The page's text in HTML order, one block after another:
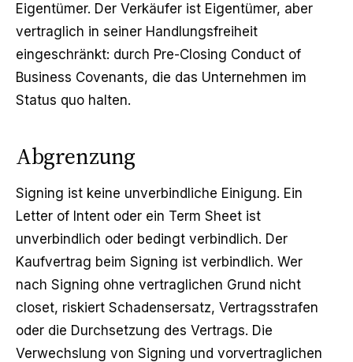
Eigentümer. Der Verkäufer ist Eigentümer, aber
vertraglich in seiner Handlungsfreiheit
eingeschränkt: durch Pre-Closing Conduct of
Business Covenants, die das Unternehmen im
Status quo halten.
Abgrenzung
Signing ist keine unverbindliche Einigung. Ein
Letter of Intent oder ein Term Sheet ist
unverbindlich oder bedingt verbindlich. Der
Kaufvertrag beim Signing ist verbindlich. Wer
nach Signing ohne vertraglichen Grund nicht
closet, riskiert Schadensersatz, Vertragsstrafen
oder die Durchsetzung des Vertrags. Die
Verwechslung von Signing und vorvertraglichen